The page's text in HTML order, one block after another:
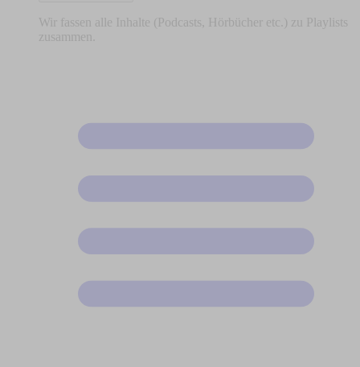
Wir fassen alle Inhalte (Podcasts, Hörbücher etc.) zu Playlists
zusammen.